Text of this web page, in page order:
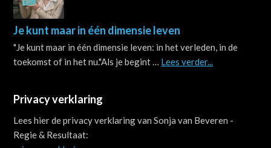
Je kunt maar in één dimensie leven
"Je kunt maar in één dimensie leven: in het verleden, in de
toekomst of in het nu."Als je begint … Lees verder...
in
Privacy verklaring
Lees hier de privacy verklaring van Sonja van Beveren -
Regie & Resultaat: